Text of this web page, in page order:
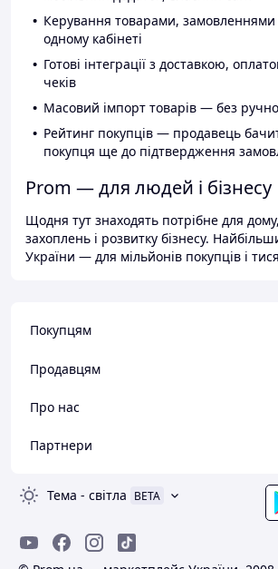
Керування товарами, замовленнями
одному кабінеті
Готові інтеграції з доставкою,
чеків
Масовий імпорт товарів — без
Рейтинг покупців — продавець
покупця ще до підтвердження
Prom — для людей і бізнесу
Щодня тут знаходять потрібне для
захоплень і розвитку бізнесу.
України — для мільйонів покупців і
Покупцям
Продавцям
Про нас
Партнери
Тема - світла BETA